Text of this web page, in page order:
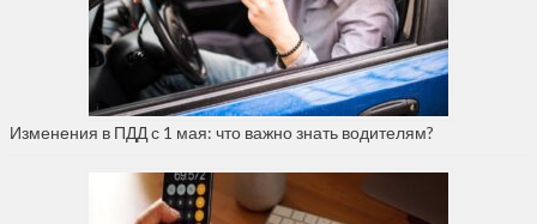
Изменения в ПДД с 1 мая: что важно знать водителям?